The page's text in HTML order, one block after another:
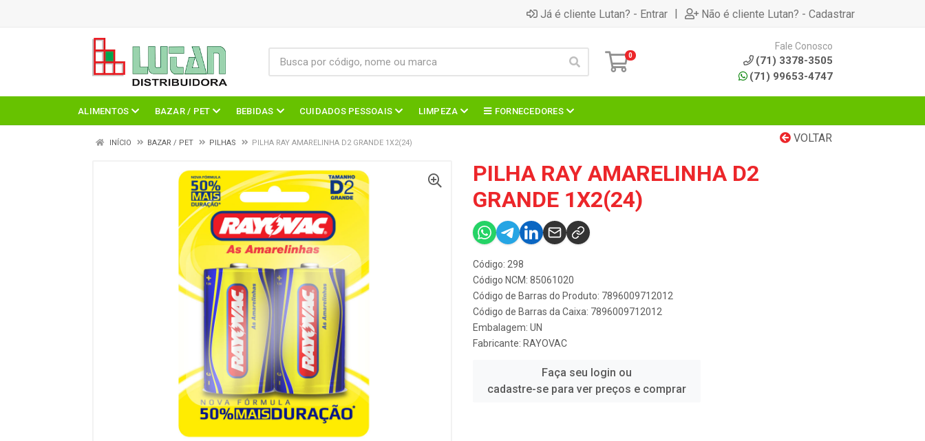
Já é cliente Lutan? - Entrar | Não é cliente Lutan? - Cadastrar
0
Fale Conosco
(71) 3378-3505
(71) 99653-4747
ALIMENTOS BAZAR / PET BEBIDAS CUIDADOS PESSOAIS LIMPEZA FORNECEDORES
VOLTAR
INÍCIO BAZAR / PET PILHAS PILHA RAY AMARELINHA D2 GRANDE 1X2(24)
PILHA RAY AMARELINHA D2
GRANDE 1X2(24)
Código: 298
Código NCM: 85061020
Código de Barras do Produto: 7896009712012
Código de Barras da Caixa: 7896009712012
Embalagem: UN
Fabricante: RAYOVAC
Faça seu login ou
cadastre-se para ver preços e comprar